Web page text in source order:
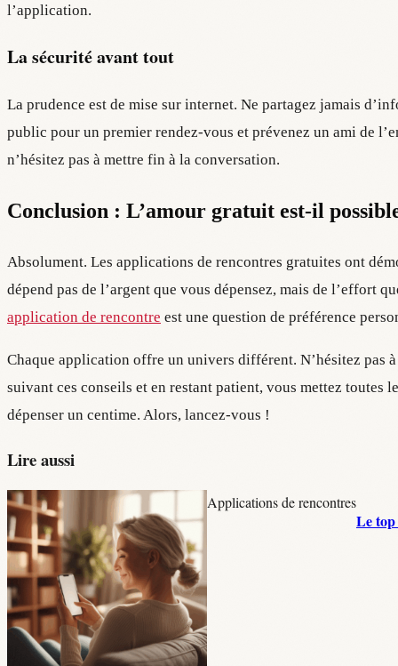
l’application.
La sécurité avant tout
La prudence est de mise sur internet. Ne partagez jamais
public pour un premier rendez-vous et prévenez un ami de
n’hésitez pas à mettre fin à la conversation.
Conclusion : L’amour gratuit est-il
Absolument. Les applications de rencontres gratuites ont
dépend pas de l’argent que vous dépensez, mais de l’effort
application de rencontre est une question de préférence
Chaque application offre un univers différent. N’hésitez pas
suivant ces conseils et en restant patient, vous mettez toutes
dépenser un centime. Alors, lancez-vous !
Lire aussi
Applications de rencontres
Le top